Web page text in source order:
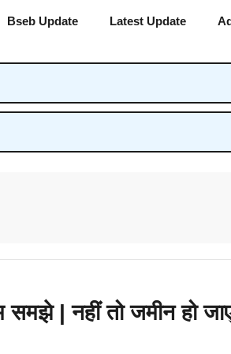
Bseb Update Latest Update
समझे | नहीं तो जमीन हो